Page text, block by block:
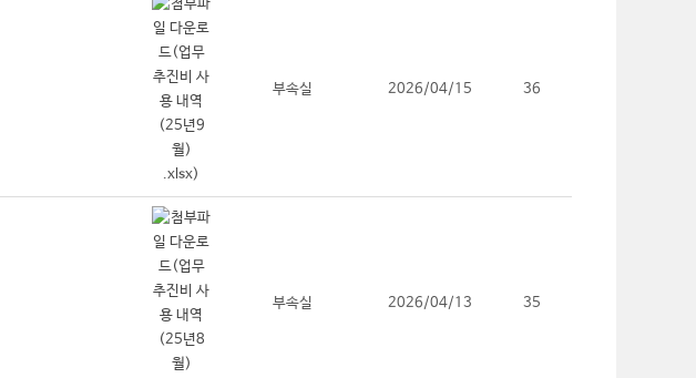
부속실 2026/04/15 36
부속실 2026/04/13 35